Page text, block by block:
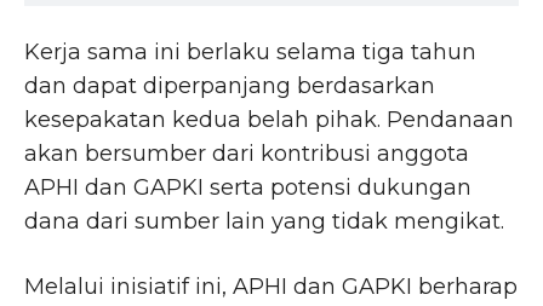
Kerja sama ini berlaku selama tiga tahun
dan dapat diperpanjang berdasarkan
kesepakatan kedua belah pihak. Pendanaan
akan bersumber dari kontribusi anggota
APHI dan GAPKI serta potensi dukungan
dana dari sumber lain yang tidak mengikat.
Melalui inisiatif ini, APHI dan GAPKI berharap